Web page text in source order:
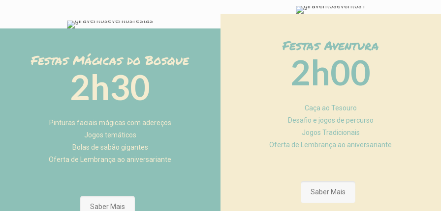
Festas Mágicas do Bosque
2h30
Pinturas faciais mágicas com adereços
Jogos temáticos
Bolas de sabão gigantes
Oferta de Lembrança ao aniversariante
Saber Mais
Festas Aventura
2h00
Caça ao Tesouro
Desafio e jogos de percurso
Jogos Tradicionais
Oferta de Lembrança ao aniversariante
Saber Mais